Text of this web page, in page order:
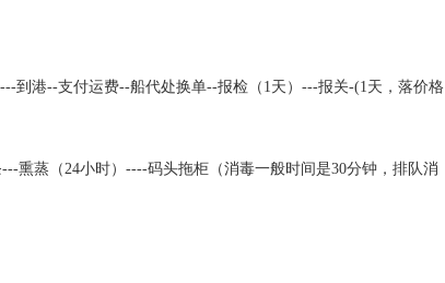
港--支付运费--船代处换单--报检（1天）---报关-(1天，落价格
熏蒸（24小时）----码头拖柜（消毒一般时间是30分钟，排队消